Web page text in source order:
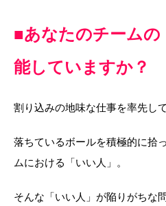
■あなたのチームの
能していますか？
割り込みの地味な仕事を率先し
落ちているボールを積極的に拾
ムにおける「いい人」。
そんな「いい人」が陥りがちな